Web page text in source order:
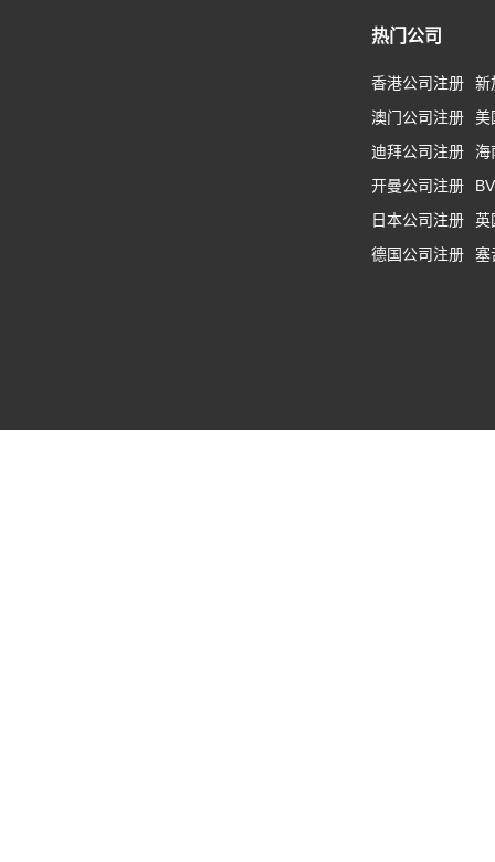
热门公司
香港公司注册
新
澳门公司注册
美
迪拜公司注册
海
开曼公司注册
日本公司注册
英
德国公司注册
塞